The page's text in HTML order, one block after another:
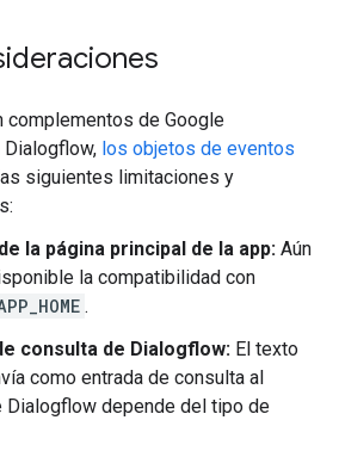
complementos de Google
los objetos de eventos
siguientes limitaciones y
la página principal de la app: Aún
la compatibilidad con
.
consulta de Dialogflow: El texto
como entrada de consulta al
Dialogflow depende del tipo de